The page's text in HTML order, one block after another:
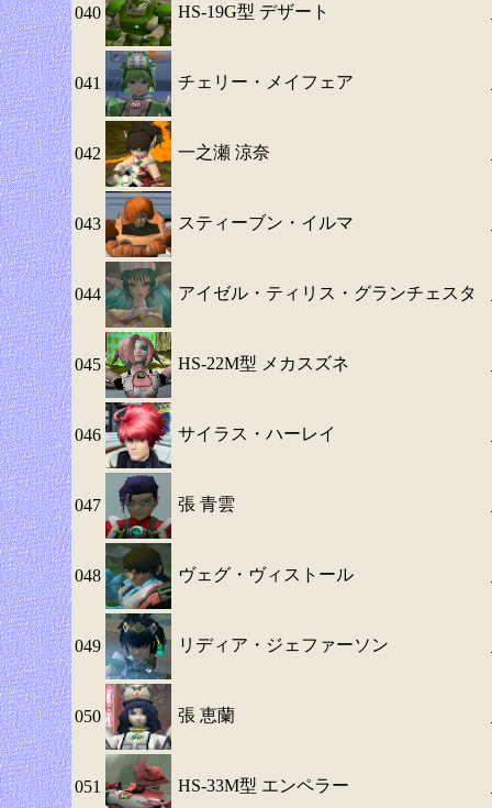
040 HS-19G型 デザート
041 チェリー・メイフェア
042 一之瀬 涼奈
043 スティーブン・イルマ
044 アイゼル・ティリス・グランチェスタ
045 HS-22M型 メカスズネ
046 サイラス・ハーレイ
047 張 青雲
048 ヴェグ・ヴィストール
049 リディア・ジェファーソン
050 張 恵蘭
051 HS-33M型 エンペラー